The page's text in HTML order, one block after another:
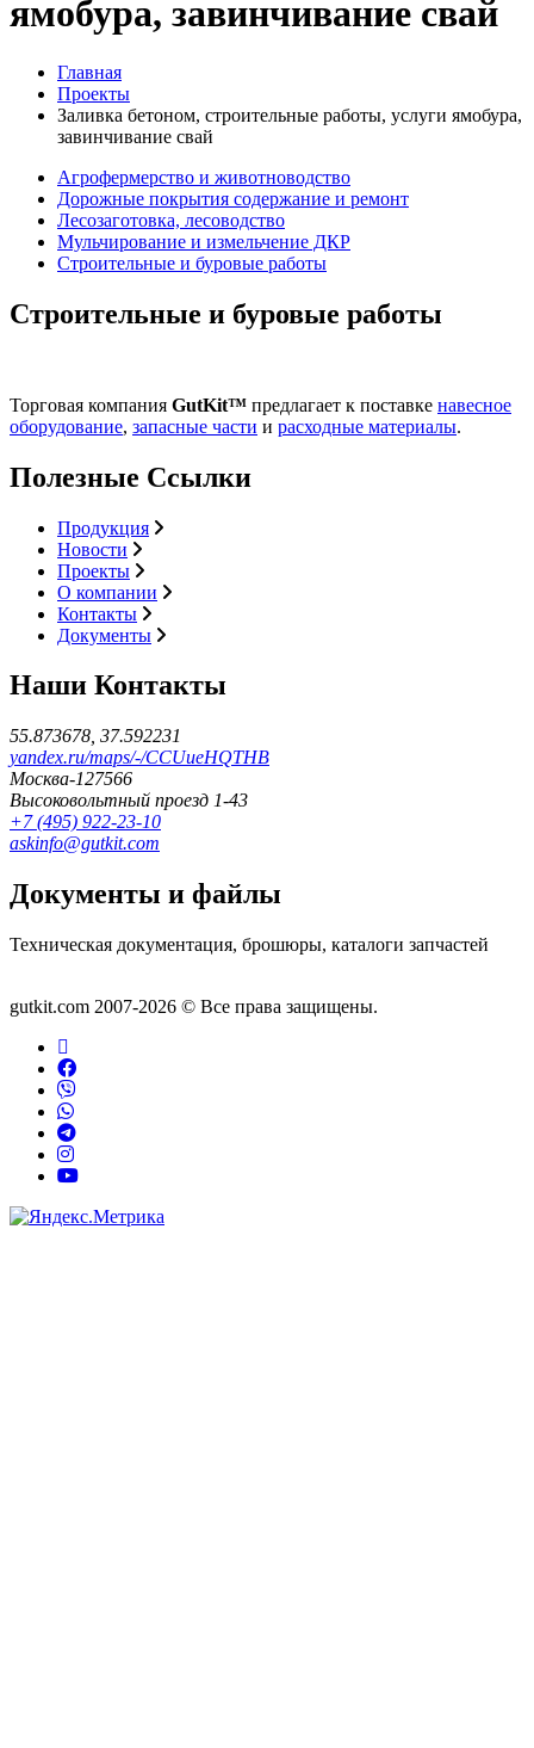
ямобура, завинчивание свай
Главная
Проекты
Заливка бетоном, строительные работы, услуги ямобура,
завинчивание свай
Агрофермерство и животноводство
Дорожные покрытия содержание и ремонт
Лесозаготовка, лесоводство
Мульчирование и измельчение ДКР
Строительные и буровые работы
Строительные и буровые работы
Торговая компания GutKit™ предлагает к поставке навесное
оборудование, запасные части и расходные материалы.
Полезные Ссылки
Продукция
Новости
Проекты
О компании
Контакты
Документы
Наши Контакты
55.873678, 37.592231
yandex.ru/maps/-/CCUueHQTHB
Москва-127566
Высоковольтный проезд 1-43
+7 (495) 922-23-10
askinfo@gutkit.com
Документы и файлы
Техническая документация, брошюры, каталоги запчастей
gutkit.com 2007-2026 © Все права защищены.